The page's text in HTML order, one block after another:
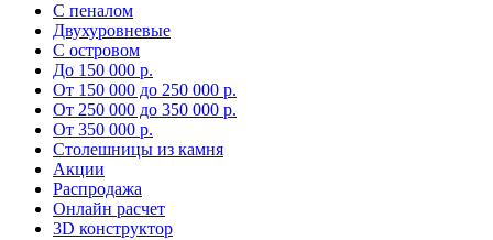
С пеналом
Двухуровневые
С островом
До 150 000 р.
От 150 000 до 250 000 р.
От 250 000 до 350 000 р.
От 350 000 р.
Столешницы из камня
Акции
Распродажа
Онлайн расчет
3D конструктор